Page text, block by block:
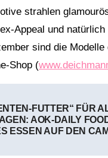
strahlen
Appeal und
sind die
Shop (
FUTTER“ FÜR
AOK-DAILY
ESSEN AUF DEN